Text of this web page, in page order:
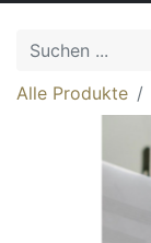
Alle Produkte